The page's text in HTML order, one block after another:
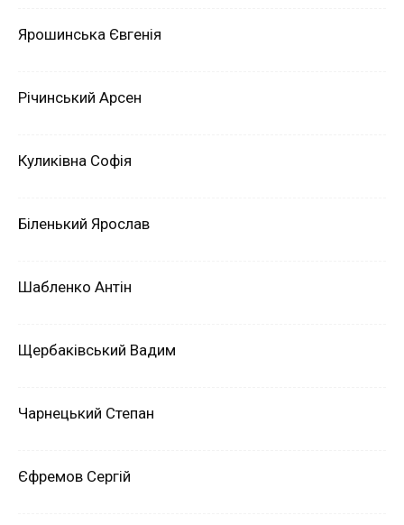
Ярошинська Євгенія
Річинський Арсен
Куликівна Софія
Біленький Ярослав
Шабленко Антін
Щербаківський Вадим
Чарнецький Степан
Єфремов Сергій